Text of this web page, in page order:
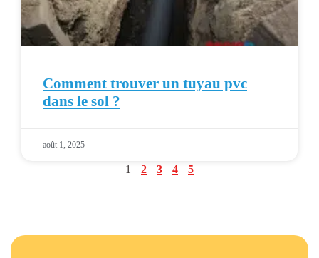
Comment trouver un tuyau pvc
dans le sol ?
août 1, 2025
1 2 3 4 5